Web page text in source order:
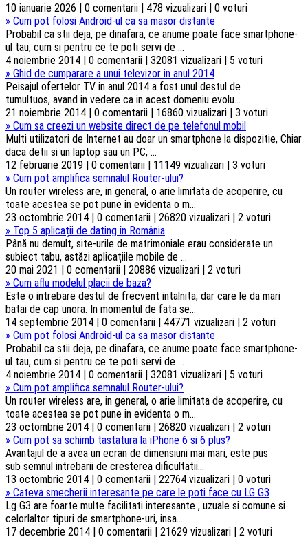
10 ianuarie 2026 | 0 comentarii | 478 vizualizari | 0 voturi
» Cum pot folosi Android-ul ca sa masor distante
Probabil ca stii deja, pe dinafara, ce anume poate face smartphone-
ul tau, cum si pentru ce te poti servi de ...
4 noiembrie 2014 | 0 comentarii | 32081 vizualizari | 5 voturi
» Ghid de cumparare a unui televizor in anul 2014
Peisajul ofertelor TV in anul 2014 a fost unul destul de
tumultuos, avand in vedere ca in acest domeniu evolu...
21 noiembrie 2014 | 0 comentarii | 16860 vizualizari | 3 voturi
» Cum sa creezi un website direct de pe telefonul mobil
Multi utilizatori de Internet au doar un smartphone la dispozitie, Chiar
daca detii si un laptop sau un PC, ...
12 februarie 2019 | 0 comentarii | 11149 vizualizari | 3 voturi
» Cum pot amplifica semnalul Router-ului?
Un router wireless are, in general, o arie limitata de acoperire, cu
toate acestea se pot pune in evidenta o m...
23 octombrie 2014 | 0 comentarii | 26820 vizualizari | 2 voturi
» Top 5 aplicații de dating în România
Până nu demult, site-urile de matrimoniale erau considerate un
subiect tabu, astăzi aplicațiile mobile de ...
20 mai 2021 | 0 comentarii | 20886 vizualizari | 2 voturi
» Cum aflu modelul placii de baza?
Este o intrebare destul de frecvent intalnita, dar care le da mari
batai de cap unora. In momentul de fata se...
14 septembrie 2014 | 0 comentarii | 44771 vizualizari | 2 voturi
» Cum pot folosi Android-ul ca sa masor distante
Probabil ca stii deja, pe dinafara, ce anume poate face smartphone-
ul tau, cum si pentru ce te poti servi de ...
4 noiembrie 2014 | 0 comentarii | 32081 vizualizari | 5 voturi
» Cum pot amplifica semnalul Router-ului?
Un router wireless are, in general, o arie limitata de acoperire, cu
toate acestea se pot pune in evidenta o m...
23 octombrie 2014 | 0 comentarii | 26820 vizualizari | 2 voturi
» Cum pot sa schimb tastatura la iPhone 6 si 6 plus?
Avantajul de a avea un ecran de dimensiuni mai mari, este pus
sub semnul intrebarii de cresterea dificultatii...
13 octombrie 2014 | 0 comentarii | 22764 vizualizari | 0 voturi
» Cateva smecherii interesante pe care le poti face cu LG G3
Lg G3 are foarte multe facilitati interesante , uzuale si comune si
celorlaltor tipuri de smartphone-uri, insa...
17 decembrie 2014 | 0 comentarii | 21629 vizualizari | 2 voturi